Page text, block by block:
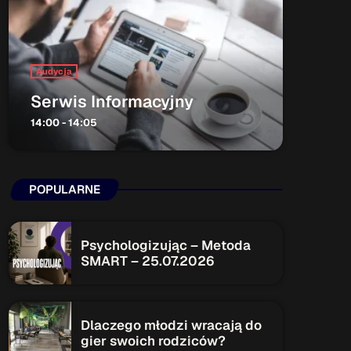
ON AIR
Audycja
Serwis Informacyjny
Upcoming shows
Serwis Informacyjny
18:00 - 18:05
Audycja
Serwis Informacyjny
14:00 - 14:05
POPULARNE
Psychologizując – Metoda
SMART – 25.07.2026
Dlaczego młodzi wracają do
gier swoich rodziców?